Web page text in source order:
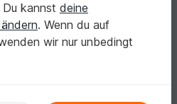
kannst deine
. Wenn du auf
wir nur unbedingt